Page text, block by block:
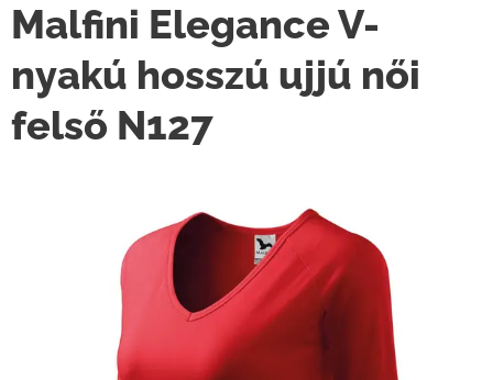
Malfini Elegance V-
nyakú hosszú ujjú női
felső N127